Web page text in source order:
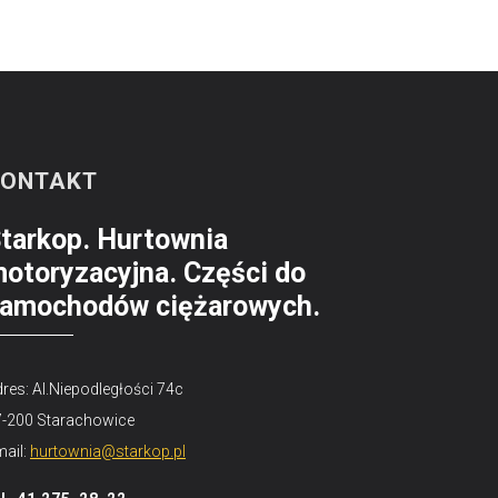
Hurtownia
Części do
ciężarowych.
Al.Niepodległości 74c
200 Starachowice
hurtownia@starkop.pl